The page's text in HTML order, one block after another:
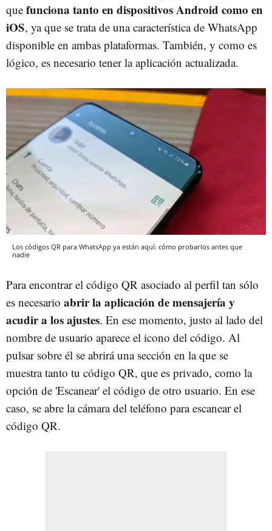
que funciona tanto en dispositivos Android como en
iOS, ya que se trata de una característica de WhatsApp
disponible en ambas plataformas. También, y como es
lógico, es necesario tener la aplicación actualizada.
Los códigos QR para WhatsApp ya están aquí: cómo probarlos antes que
nadie
Para encontrar el código QR asociado al perfil tan sólo
es necesario abrir la aplicación de mensajería y
acudir a los ajustes. En ese momento, justo al lado del
nombre de usuario aparece el icono del código. Al
pulsar sobre él se abrirá una sección en la que se
muestra tanto tu código QR, que es privado, como la
opción de 'Escanear' el código de otro usuario. En ese
caso, se abre la cámara del teléfono para escanear el
código QR.